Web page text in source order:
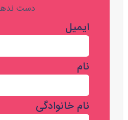
دست
ایمیل
نام
نام خانوادگی